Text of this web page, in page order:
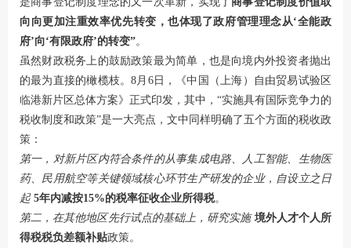
向向更加注重效率优先转变，也体现了政府管理理念从‘全能政
府’向‘有限政府’的转变”。
虽然财政税务上的鼓励政策最为简单，也是向境内外投资者抛出
的最为直接的橄榄枝。8月6日，《中国（上海）自由贸易试验区
临港新片区总体方案》正式印发，其中，“实施具有国际竞争力的
税收制度和政策”是一大亮点，文中同样明确了五个方面的税收政
策：
第一，对新片区内符合条件的从事集成电路、人工智能、生物医
药、民用航空等关键领域核心环节生产研发的企业， 自设立之日
起 5年内减按15%的税率征收企业所得税。
第二，在其他地区先行试点的基础上，研究实施 境外人才个人所
得税税负差额补贴政策。